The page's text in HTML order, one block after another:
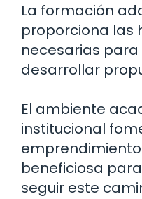
La formación
proporciona las
necesarias
desarrollar
El ambiente
institucional
beneficiosa
seguir este